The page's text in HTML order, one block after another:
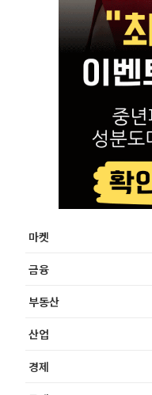
마켓
금융
부동산
산업
경제